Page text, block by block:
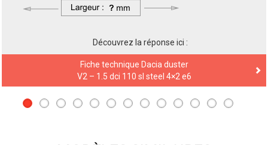
Découvrez la réponse ici :
Fiche technique Dacia Sandero
V2 – stepway 1.5 dci 90 prestige e6